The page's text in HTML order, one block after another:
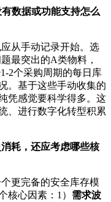
数据或功能支持怎么
从手动记录开始。选
最突出的A类物料，
2个采购周期的每日库
。基于这些手动收集的
凭感觉要科学得多。这
、进行数字化转型积累
耗，还应考虑哪些核
更完备的安全库存模
核心因素：1） 需求波